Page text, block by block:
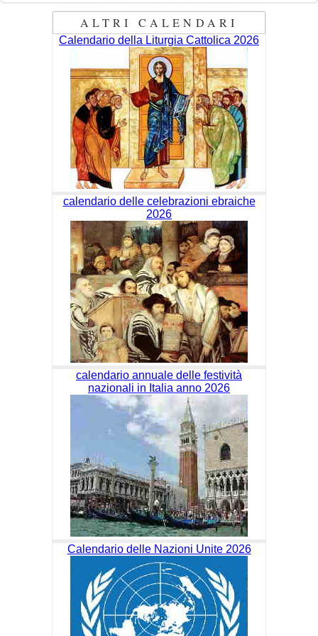
ALTRI CALENDARI
Calendario della Liturgia Cattolica 2026
calendario delle celebrazioni ebraiche
2026
calendario annuale delle festività
nazionali in Italia anno 2026
Calendario delle Nazioni Unite 2026